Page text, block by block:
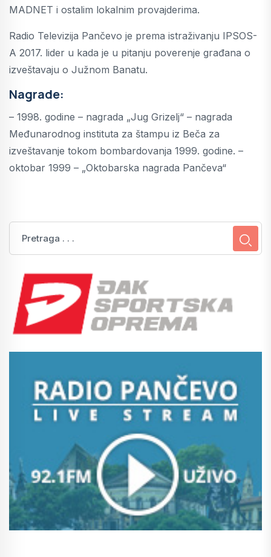
MADNET i ostalim lokalnim provajderima.
Radio Televizija Pančevo je prema istraživanju IPSOS-
A 2017. lider u kada je u pitanju poverenje građana o
izveštavaju o Južnom Banatu.
Nagrade:
– 1998. godine – nagrada „Jug Grizelj“ – nagrada
Međunarodnog instituta za štampu iz Beča za
izveštavanje tokom bombardovanja 1999. godine. –
oktobar 1999 – „Oktobarska nagrada Pančeva“